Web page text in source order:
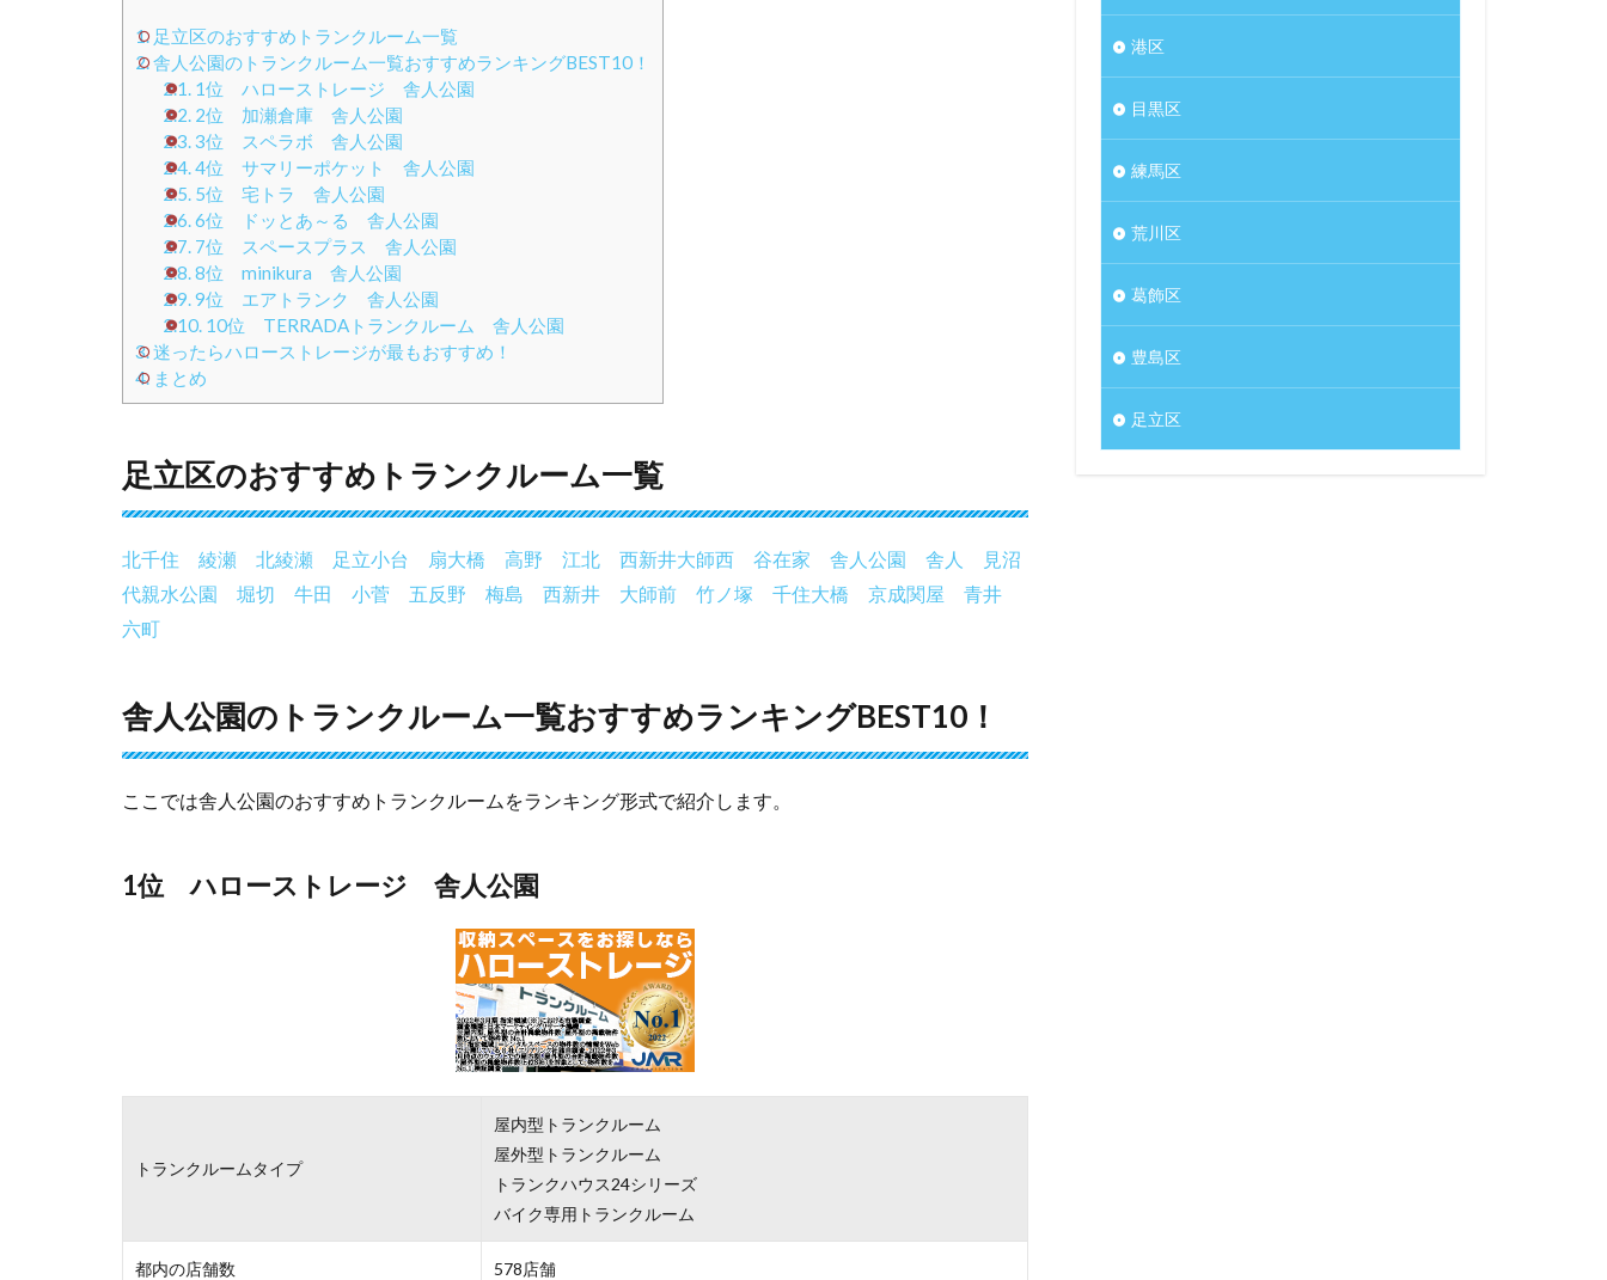
1. 足立区のおすすめトランクルーム一覧
2.舎人公園のトランクルーム一覧おすすめランキングBEST10！
2.1.1位 ハローストレージ 舎人公園
2.2.2位 加瀬倉庫 舎人公園
2.3.3位 スペラボ 舎人公園
2.4.4位 サマリーポケット 舎人公園
2.5.5位 宅トラ 舎人公園
2.6.6位 ドッとあ～る 舎人公園
2.7.7位 スペースプラス 舎人公園
2.8.8位 minikura 舎人公園
2.9.9位 エアトランク 舎人公園
2.10.10位 TERRADAトランクルーム 舎人公園
3.迷ったらハローストレージが最もおすすめ！
4. まとめ
足立区のおすすめトランクルーム一覧
北千住 綾瀬 北綾瀬 足立小台 扇大橋 高野 江北 西新井大師西 谷在家 舎人公園 舎人
見沼
代親水公園
堀切 牛田 小菅 五反野 梅島 西新井 大師前 竹ノ塚 千住大橋 京成関屋
青井
六町
舎人公園のトランクルーム一覧おすすめランキングBEST10！
ここでは舎人公園のおすすめトランクルームをランキング形式で紹介します。
1位 ハローストレージ 舎人公園
トランクルームタイプ
屋内型トランクルーム
屋外型トランクルーム
トランクハウス24シリーズ
バイク専用トランクルーム
都内の店舗数 578店舗
港区
目黒区
練馬区
荒川区
葛飾区
豊島区
足立区